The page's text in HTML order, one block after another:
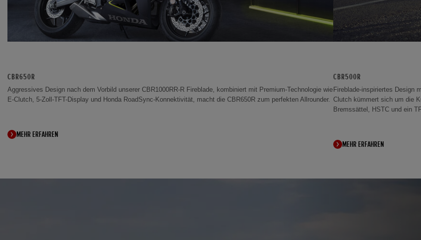
CBR650R
Aggressives Design nach dem Vorbild unserer CBR1000RR-R Fireblade, kombiniert mit Premium-Technologie wie
E-Clutch, 5-Zoll-TFT-Display und Honda RoadSync-Konnektivität, macht die CBR650R zum perfekten Allrounder.
MEHR ERFAHREN
CBR500R
Fireblade-inspiriertes Design
Clutch kümmert sich um die
Bremssättel, HSTC und ein
MEHR ERFAHREN